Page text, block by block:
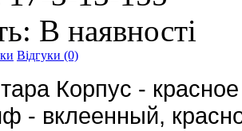
В наявності
Відгуки (0)
Корпус -
- вклеенный,